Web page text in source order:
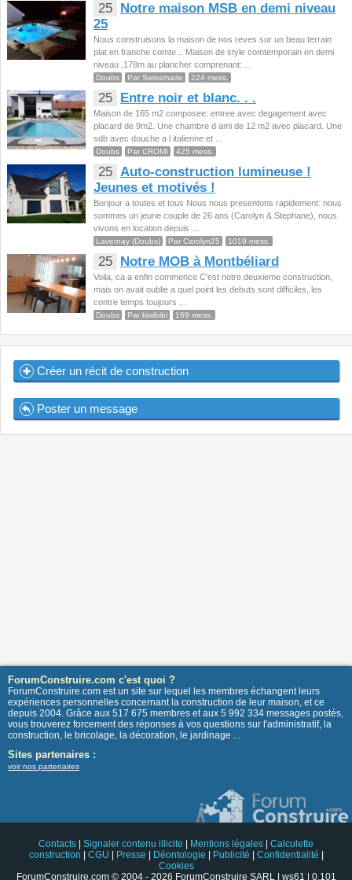
25
Notre maison MSB en demi niveau
25
Nous construisons la maison de nos reves sur un beau terrain
plat en franche comte... Maison de style comtemporain en demi
niveau ,178m au plancher comprenant: ...
Doubs Par Swissmade 224 mess.
25 Entre noir et blanc. . .
Maison de 165 m2 composee: entree avec degagement avec
placard de 9m2. Une chambre d ami de 12 m2 avec placard. Une
sdb avec douche a l italienne et ...
Doubs Par CROMI 425 mess.
25 Auto-construction lumineuse !
Jeunes et motivés !
Bonjour a toutes et tous Nous nous presentons rapidement: nous
sommes un jeune couple de 26 ans (Carolyn & Stephane), nous
vivons en location depuis ...
Lavernay (Doubs) Par Carolyn25 1019 mess.
25 Notre MOB à Montbéliard
Voila, ca a enfin commence C'est notre deuxieme construction,
mais on avait oublie a quel point les debuts sont difficiles, les
contre temps toujours ...
Doubs Par kiwibibi 169 mess.
Créer un récit de construction
Poster un message
ForumConstruire.com c'est quoi ?
ForumConstruire.com est un site sur lequel les membres échangent leurs
expériences personnelles concernant la construction de leur maison, et ce
depuis 2004. Grâce aux 517 675 membres et aux 5 992 334 messages postés,
vous trouverez forcement des réponses à vos questions sur l'administratif, la
construction, le bricolage, la décoration, le jardinage ...
Sites partenaires :
voir nos partenaires
Contacts Signaler contenu illicite Mentions légales
Calculette
construction
CGU Presse Déontologie Publicité Confidentialité
Cookies
ForumConstruire.com © 2004 - 2026 ForumConstruire SARL | ws61 | 0.101